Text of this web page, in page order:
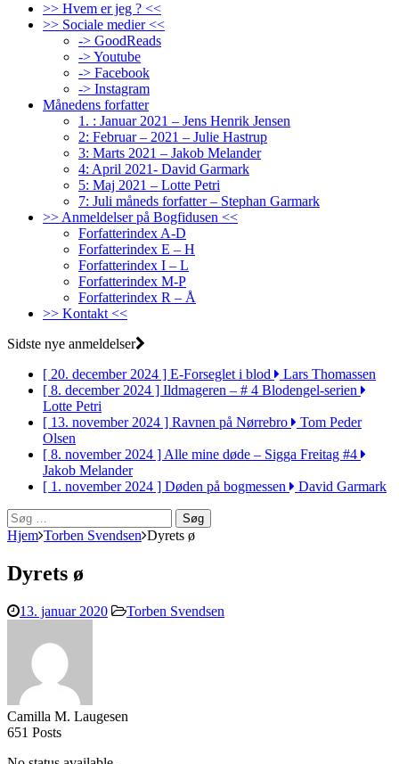
>> Hvem er jeg ? <<
>> Sociale medier <<
-> GoodReads
-> Youtube
-> Facebook
-> Instagram
Månedens forfatter
1. : Januar 2021 – Jens Henrik Jensen
2: Februar – 2021 – Julie Hastrup
3: Marts 2021 – Jakob Melander
4: April 2021- David Garmark
5: Maj 2021 – Lotte Petri
7: Juli måneds forfatter – Stephan Garmark
>> Anmeldelser på Bogfidusen <<
Forfatterindex A-D
Forfatterindex E – H
Forfatterindex I – L
Forfatterindex M-P
Forfatterindex R – Å
>> Kontakt <<
Sidste nye anmeldelser
[ 20. december 2024 ] E-Forseglet i blod
Lars Thomassen
[ 8. december 2024 ] Ildmageren – # 4 Blodengel-serien
Lotte Petri
[ 13. november 2024 ] Ravnen på Nørrebro
Tom Peder
Olsen
[ 8. november 2024 ]Alle mine døde – Sigga Freitag #4
Jakob Melander
[ 1. november 2024 ] Døden på bogmessen
David Garmark
Søg
efter:
Hjem Torben Svendsen Dyrets ø
Dyrets ø
13. januar 2020 Torben Svendsen
Camilla M. Laugesen
651 Posts